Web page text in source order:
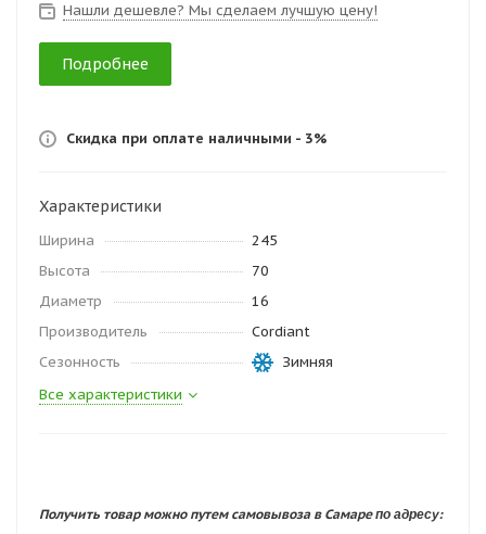
Нашли дешевле? Мы сделаем лучшую цену!
Подробнее
Скидка при оплате наличными - 3%
Характеристики
Ширина
245
Высота
70
Диаметр
16
Производитель
Cordiant
Сезонность
Зимняя
Все характеристики
Получить товар можно путем самовывоза в Самарепо адресу: